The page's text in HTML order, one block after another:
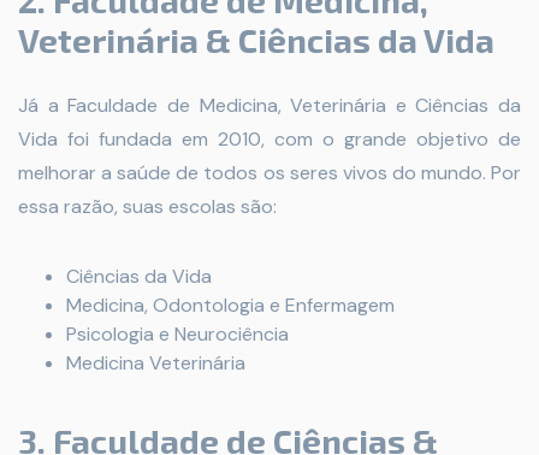
Veterinária & Ciências da Vida
Já a Faculdade de Medicina, Veterinária e Ciências da
Vida foi fundada em 2010, com o grande objetivo de
melhorar a saúde de todos os seres vivos do mundo. Por
essa razão, suas escolas são:
Ciências da Vida
Medicina, Odontologia e Enfermagem
Psicologia e Neurociência
Medicina Veterinária
3. Faculdade de Ciências &